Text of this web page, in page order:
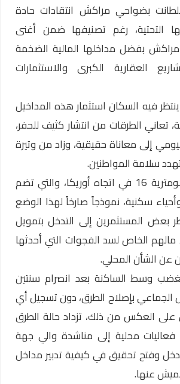
بضواحي مراكش انتقادات حادة
التحتية، رغم تصنيفها ضمن أغنى
مراكش بفضل مداخلها المالية الضخمة
العقارية الكبرى والاستثمارات
فيه السكان استثمار هذه المداخيل
تعاني الطرقات من انتشار كثيف للحفر،
إلى معاناة حقيقية، وزاد من وتيرة
سلامة المواطنين.
وتعد النقطة الكيلومترية 16 في اتجاه أوريكا، والتي تضم
سكنية، نموذجاً صارخاً لهذا الوضع
بعض المستثمرين إلى التدخل بتمويل
الخاص لسد الفجوات التي أحدثها
عن الشأن المحلي.
وسط الساكنة بعد انصرام سنتين
بإصلاح الطرق، دون تسجيل أي
العكس من ذلك، تزداد حالة الطرق
محلية إلى مناشدة والي جهة
وفتح تحقيق في كيفية تدبير مداخل
عنها.